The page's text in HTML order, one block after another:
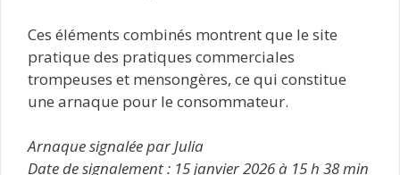
Ces éléments combinés montrent que le site
pratique des pratiques commerciales
trompeuses et mensongères, ce qui constitue
une arnaque pour le consommateur.
Arnaque signalée par Julia
Date de signalement : 15 janvier 2026 à 15 h 38 min